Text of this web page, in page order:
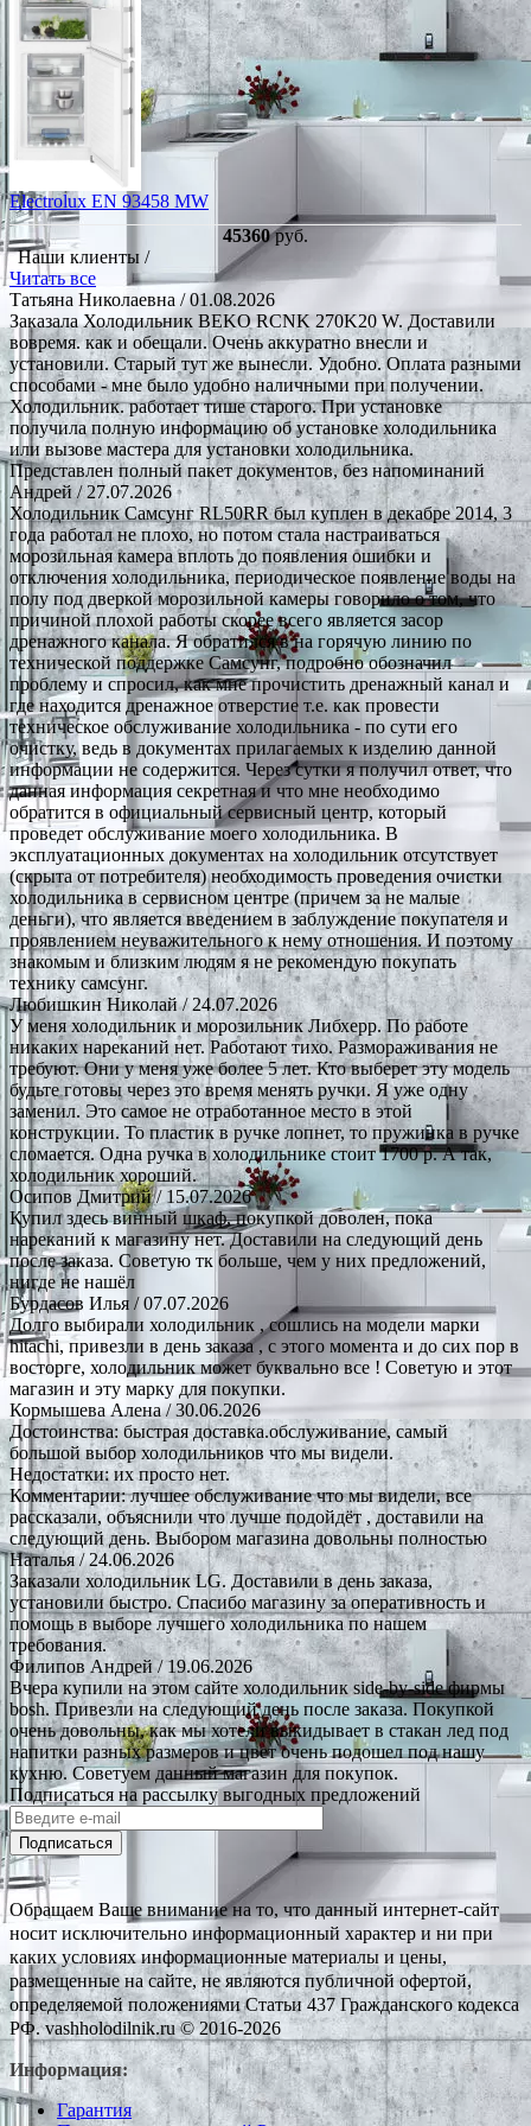
Electrolux EN 93458 MW
45360руб.
Наши клиенты /
Читать все
Татьяна Николаевна / 01.08.2026
Заказала Холодильник BEKO RCNK 270K20 W. Доставили
вовремя. как и обещали. Очень аккуратно внесли и
установили. Старый тут же вынесли. Удобно. Оплата разными
способами - мне было удобно наличными при получении.
Холодильник. работает тише старого. При установке
получила полную информацию об установке холодильника
или вызове мастера для установки холодильника.
Представлен полный пакет документов, без напоминаний
Андрей/ 27.07.2026
Холодильник Самсунг RL50RR был куплен в декабре 2014, 3
года работал не плохо, но потом стала настраиваться
морозильная камера вплоть до появления ошибки и
отключения холодильника, периодическое появление воды на
полу под дверкой морозильной камеры говорило о том, что
причиной плохой работы скорее всего является засор
дренажного канала. Я обратился в на горячую линию по
технической поддержке Самсунг, подробно обозначил
проблему и спросил, как мне прочистить дренажный канал и
где находится дренажное отверстие т.е. как провести
техническое обслуживание холодильника - по сути его
очистку, ведь в документах прилагаемых к изделию данной
информации не содержится. Через сутки я получил ответ, что
данная информация секретная и что мне необходимо
обратится в официальный сервисный центр, который
проведет обслуживание моего холодильника. В
эксплуатационных документах на холодильник отсутствует
(скрыта от потребителя) необходимость проведения очистки
холодильника в сервисном центре (причем за не малые
деньги), что является введением в заблуждение покупателя и
проявлением неуважительного к нему отношения. И поэтому
знакомым и близким людям я не рекомендую покупать
технику самсунг.
Любишкин Николай/ 24.07.2026
У меня холодильник и морозильник Либхерр. По работе
никаких нареканий нет. Работают тихо. Размораживания не
требуют. Они у меня уже более 5 лет. Кто выберет эту модель
будьте готовы через это время менять ручки. Я уже одну
заменил. Это самое не отработанное место в этой
конструкции. То пластик в ручке лопнет, то пружинка в ручке
сломается. Одна ручка в холодильнике стоит 1700 р. А так,
холодильник хороший.
Осипов Дмитрий/ 15.07.2026
Купил здесь винный шкаф, покупкой доволен, пока
нареканий к магазину нет. Доставили на следующий день
после заказа. Советую тк больше, чем у них предложений,
нигде не нашёл
Бурдасов Илья / 07.07.2026
Долго выбирали холодильник , сошлись на модели марки
hitachi, привезли в день заказа , с этого момента и до сих пор в
восторге, холодильник может буквально все ! Советую и этот
магазин и эту марку для покупки.
Кормышева Алена/ 30.06.2026
Достоинства: быстрая доставка.обслуживание, самый
большой выбор холодильников что мы видели.
Недостатки: их просто нет.
Комментарии: лучшее обслуживание что мы видели, все
рассказали, объяснили что лучше подойдёт , доставили на
следующий день. Выбором магазина довольны полностью
Наталья/ 24.06.2026
Заказали холодильник LG. Доставили в день заказа,
установили быстро. Спасибо магазину за оперативность и
помощь в выборе лучшего холодильника по нашем
требования.
Филипов Андрей/ 19.06.2026
Вчера купили на этом сайте холодильник side-by-side фирмы
bosh. Привезли на следующий день после заказа. Покупкой
очень довольны, как мы хотели выкидывает в стакан лед под
напитки разных размеров и цвет очень подошел под нашу
кухню. Советуем данный магазин для покупок.
Подписаться на рассылку выгодных предложений
Подписаться
Обращаем Ваше внимание на то, что данный интернет-сайт
носит исключительно информационный характер и ни при
каких условиях информационные материалы и цены,
размещенные на сайте, не являются публичной офертой,
определяемой положениями Статьи 437 Гражданского кодекса
РФ. vashholodilnik.ru © 2016-2026
Информация:
Гарантия